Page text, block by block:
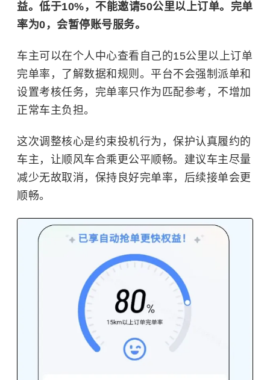
益。低于10%，不能邀请50公里以上订单。完单
率为0，会暂停账号服务。
车主可以在个人中心查看自己的15公里以上订单
完单率，了解数据和规则。平台不会强制派单和
设置考核任务，完单率只作为匹配参考，不增加
正常车主负担。
这次调整核心是约束投机行为，保护认真履约的
车主，让顺风车合乘更公平顺畅。建议车主尽量
减少无故取消，保持良好完单率，后续接单会更
顺畅。